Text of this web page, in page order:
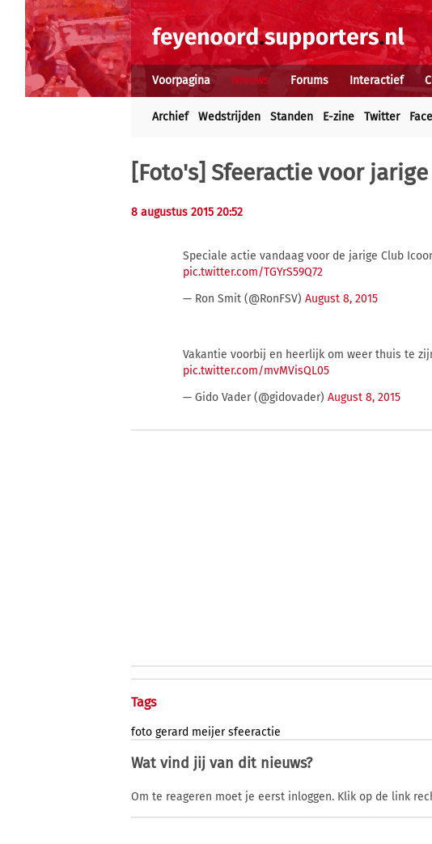
Voorpagina Nieuws Forums Interactief
Archief Wedstrijden Standen E-zine Twitter
[Foto's] Sfeeractie voor
8 augustus 2015 20:52
Speciale actie vandaag voor de jarige Club
pic.twitter.com/TGYrS59Q72
— Ron Smit (@RonFSV)August 8, 2015
Vakantie voorbij en heerlijk om weer thuis te
pic.twitter.com/mvMVisQL05
— Gido Vader (@gidovader)August 8, 2015
Tags
foto gerard meijer sfeeractie
Wat vind jij van dit nieuws?
Om te reageren moet je eerst inloggen. Klik op de link